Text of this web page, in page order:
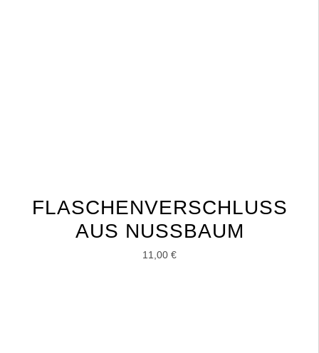
FLASCHENVERSCHLUSS
AUS NUSSBAUM
11,00 €